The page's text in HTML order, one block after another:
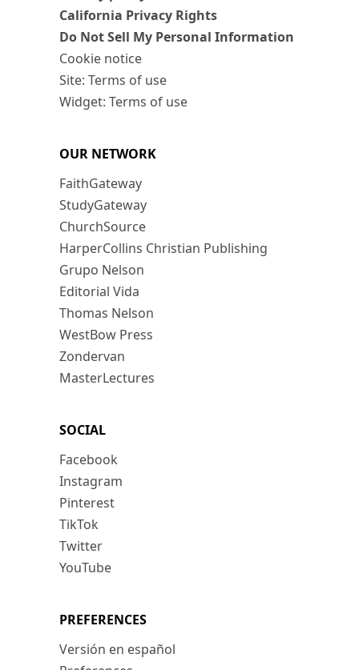
California Privacy Rights
Do Not Sell My Personal Information
Cookie notice
Site: Terms of use
Widget: Terms of use
OUR NETWORK
FaithGateway
StudyGateway
ChurchSource
HarperCollins Christian Publishing
Grupo Nelson
Editorial Vida
Thomas Nelson
WestBow Press
Zondervan
MasterLectures
SOCIAL
Facebook
Instagram
Pinterest
TikTok
Twitter
YouTube
PREFERENCES
Versión en español